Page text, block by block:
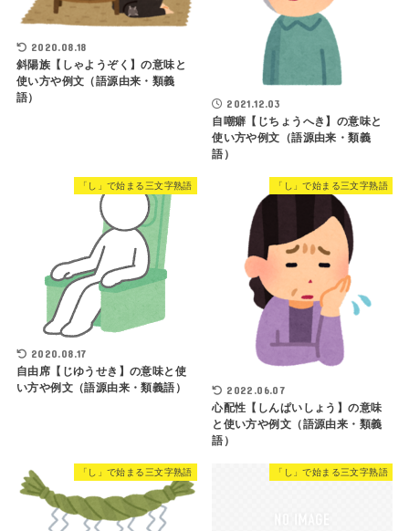
2020.08.18
斜陽族【しゃようぞく】の意味と
使い方や例文（語源由来・類義
語）
2021.12.03
自嘲癖【じちょうへき】の意味と
使い方や例文（語源由来・類義
語）
「し」で始まる三文字熟語
2020.08.17
自由席【じゆうせき】の意味と使
い方や例文（語源由来・類義語）
「し」で始まる三文字熟語
2022.06.07
心配性【しんぱいしょう】の意味
と使い方や例文（語源由来・類義
語）
「し」で始まる三文字熟語 「し」で始まる三文字熟語